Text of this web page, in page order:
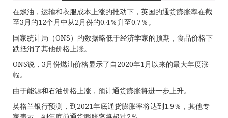
在燃油，运输和衣服成本上涨的推动下，英国的通货膨胀率在截
至3月的12个月中从2月份的0.4％升至0.7％。
国家统计局（ONS）的数据略低于经济学家的预期，食品价格下
跌抵消了其他价格上涨。
ONS说，3月份燃油价格显示了自2020年1月以来的最大年度涨
幅。
由于能源和石油价格上涨，预计通货膨胀将进一步上升。
英格兰银行预测，到2021年底通货膨胀率将达到1.9％，其他专